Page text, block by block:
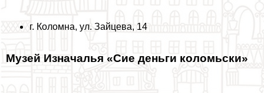
г. Коломна, ул. Зайцева, 14
Музей Изначалья «Сие деньги коломьски»